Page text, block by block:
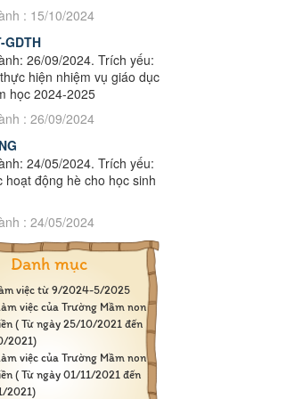
: 15/10/2024
GDTH
26/09/2024. Trích yếu:
hiện nhiệm vụ giáo dục
học 2024-2025
: 26/09/2024
24/05/2024. Trích yếu:
hoạt động hè cho học sinh
: 24/05/2024
Danh mục
việc từ 9/2024-5/2025
việc của Trường Mầm non
( Từ ngày 25/10/2021 đến
2021)
việc của Trường Mầm non
( Từ ngày 01/11/2021 đến
2021)